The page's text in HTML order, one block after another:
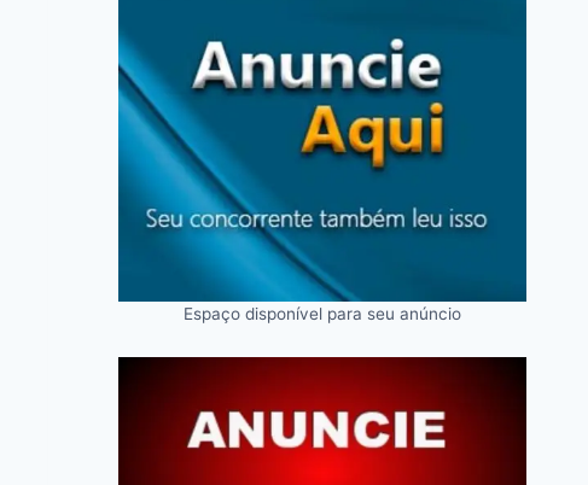
Espaço disponível para seu anúncio